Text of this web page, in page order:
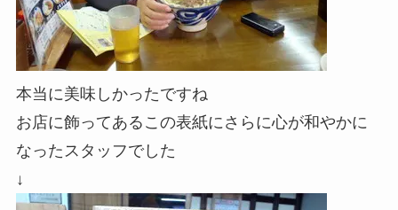
本当に美味しかったですね
お店に飾ってあるこの表紙にさらに心が和やかに
なったスタッフでした
↓